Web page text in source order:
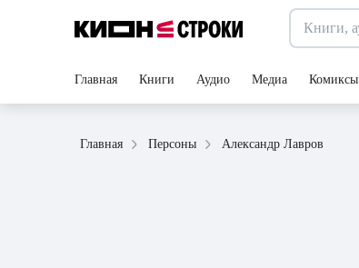
Главная Книги Аудио Медиа Комиксы
Главная Персоны Александр Лавров